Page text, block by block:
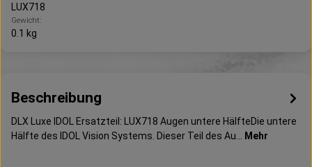
LUX718
Gewicht:
0.1 kg
Beschreibung
DLX Luxe IDOL Ersatzteil: LUX718 Augen untere HälfteDie untere
Hälfte des IDOL Vision Systems. Dieser Teil des Au…
Mehr